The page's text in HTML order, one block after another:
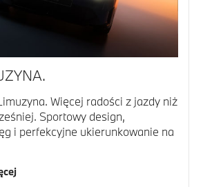
Więcej radości z jazdy niż
Sportowy design,
i perfekcyjne ukierunkowanie na